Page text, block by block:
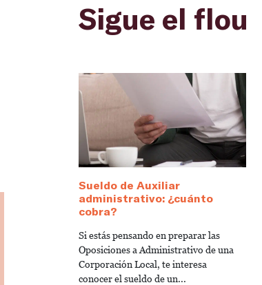
Sigue el flou
Sueldo de Auxiliar
administrativo: ¿cuánto
cobra?
Si estás pensando en preparar las
Oposiciones a Administrativo de una
Corporación Local, te interesa
conocer el sueldo de un...